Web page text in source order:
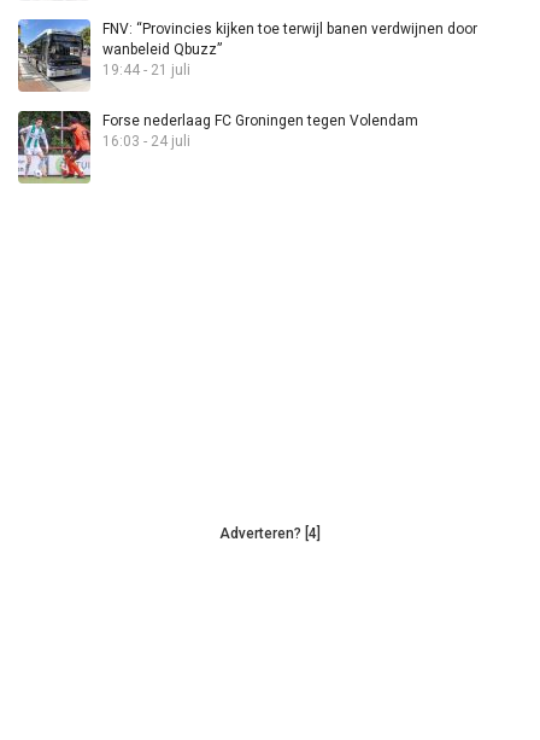
FNV: “Provincies kijken toe terwijl banen verdwijnen door
wanbeleid Qbuzz”
19:44 - 21 juli
Forse nederlaag FC Groningen tegen Volendam
16:03 - 24 juli
Adverteren? [4]